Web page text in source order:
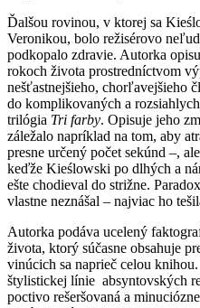
Ďalšou rovinou, v ktorej sa
Veronikou, bolo režisérovo
podkopalo zdravie. Autorka
rokoch života prostredníctvom
nešťastnejšieho, chorľavejšieho
do komplikovaných a
trilógia Tri farby. Opisuje jeho
záležalo napríklad na tom, aby
presne určený počet sekúnd –,
keďže Kieślowski po dlhých a
ešte chodieval do strižne.
vlastne neznášal – najviac ho
Autorka podáva ucelený
života, ktorý súčasne obsahuje
vinúcich sa naprieč celou
štylistickej línie absyntovských
poctivo rešeršovaná a